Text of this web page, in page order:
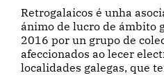
Retrogalaicos é unha
ánimo de lucro de ámbito
2016 por un grupo de
afeccionados ao lecer
localidades galegas, que